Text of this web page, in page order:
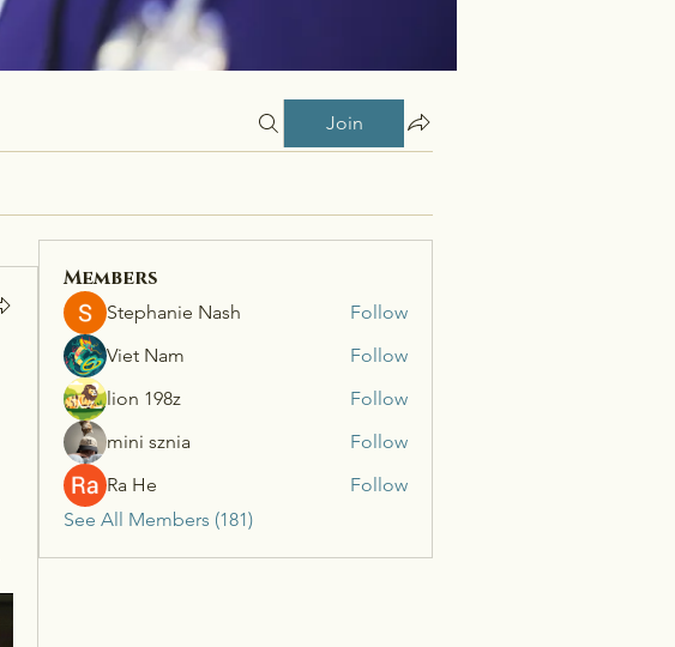
Join
Members
Stephanie Nash
Follow
Viet Nam
Follow
lion 198z
Follow
mini sznia
Follow
Ra He
Follow
See All Members (181)